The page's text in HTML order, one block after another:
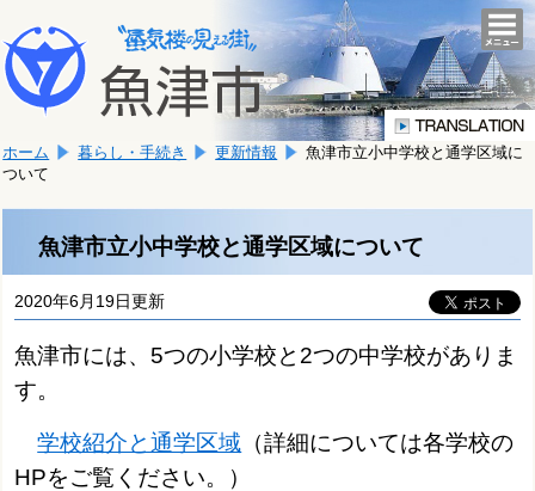
文
へ
移
ま
す。
こ
か
文
で
す。
ホーム 暮らし・手続き 更新情報
魚津市立小中学校と通学区域に
ついて
魚津市立小中学校と通学区域について
2020年6月19日更新
魚津市には、5つの小学校と2つの中学校がありま
す。
学校紹介と通学区域 （詳細については各学校の
HPをご覧ください。）